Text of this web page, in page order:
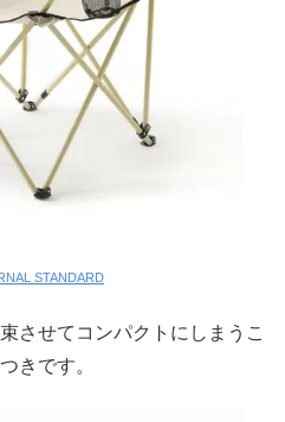
STANDARD
させてコンパクトにしまうこ
きです。